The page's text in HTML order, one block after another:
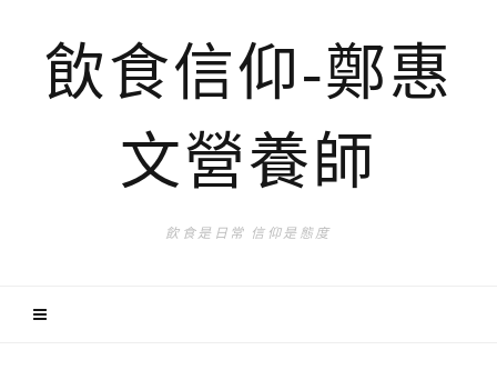
飲食信仰-鄭惠
文營養師
飲食是日常 信仰是態度